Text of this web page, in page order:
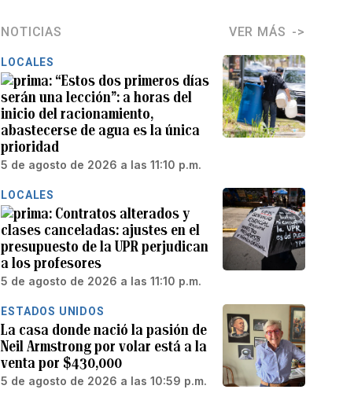
NOTICIAS VER MÁS
LOCALES
“Estos dos primeros días
serán una lección”: a horas del
inicio del racionamiento,
abastecerse de agua es la única
prioridad
5 de agosto de 2026 a las 11:10 p.m.
LOCALES
Contratos alterados y
clases canceladas: ajustes en el
presupuesto de la UPR perjudican
a los profesores
5 de agosto de 2026 a las 11:10 p.m.
ESTADOS UNIDOS
La casa donde nació la pasión de
Neil Armstrong por volar está a la
venta por $430,000
5 de agosto de 2026 a las 10:59 p.m.